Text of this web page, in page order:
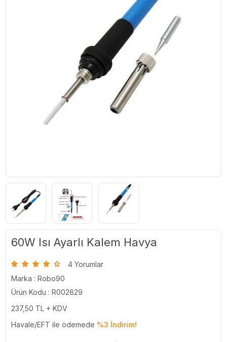
60W Isı Ayarlı Kalem Havya
4 Yorumlar
Marka : Robo90
Ürün Kodu : R002829
237,50 TL + KDV
Havale/EFT ile ödemede %3 İndirim!